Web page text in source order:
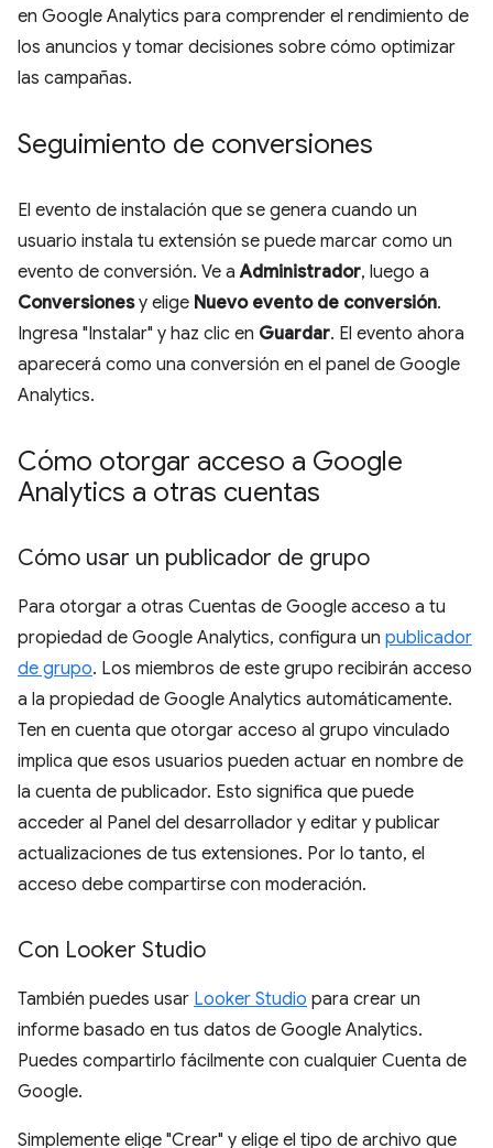
en Google Analytics para comprender el rendimiento de
los anuncios y tomar decisiones sobre cómo optimizar
las campañas.
Seguimiento de conversiones
El evento de instalación que se genera cuando un
usuario instala tu extensión se puede marcar como un
evento de conversión. Ve aAdministrador, luego a
Conversionesy elige Nuevo evento de conversión.
Ingresa "Instalar" y haz clic en Guardar. El evento ahora
aparecerá como una conversión en el panel de Google
Analytics.
Cómo otorgar acceso a Google
Analytics a otras cuentas
Cómo usar un publicador de grupo
Para otorgar a otras Cuentas de Google acceso a tu
propiedad de Google Analytics, configura un publicador
de grupo. Los miembros de este grupo recibirán acceso
a la propiedad de Google Analytics automáticamente.
Ten en cuenta que otorgar acceso al grupo vinculado
implica que esos usuarios pueden actuar en nombre de
la cuenta de publicador. Esto significa que puede
acceder al Panel del desarrollador y editar y publicar
actualizaciones de tus extensiones. Por lo tanto, el
acceso debe compartirse con moderación.
Con Looker Studio
También puedes usar Looker Studio para crear un
informe basado en tus datos de Google Analytics.
Puedes compartirlo fácilmente con cualquier Cuenta de
Google.
Simplemente elige "Crear" y elige el tipo de archivo que